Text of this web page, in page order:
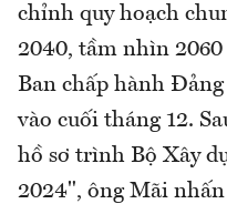
chỉnh quy hoạch
2040, tầm nhìn
Ban chấp hành
vào cuối tháng 12.
hồ sơ trình Bộ Xây
2024", ông Mãi